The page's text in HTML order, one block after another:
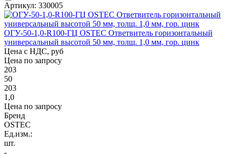
Артикул: 330005
ОГУ-50-1,0-R100-ГЦ OSTEC Ответвитель горизонтальный
универсальный высотой 50 мм, толщ. 1,0 мм, гор. цинк
Цена с НДС, руб
Цена по запросу
203
50
203
1,0
Цена по запросу
Бренд
OSTEC
Ед.изм.:
шт.
-